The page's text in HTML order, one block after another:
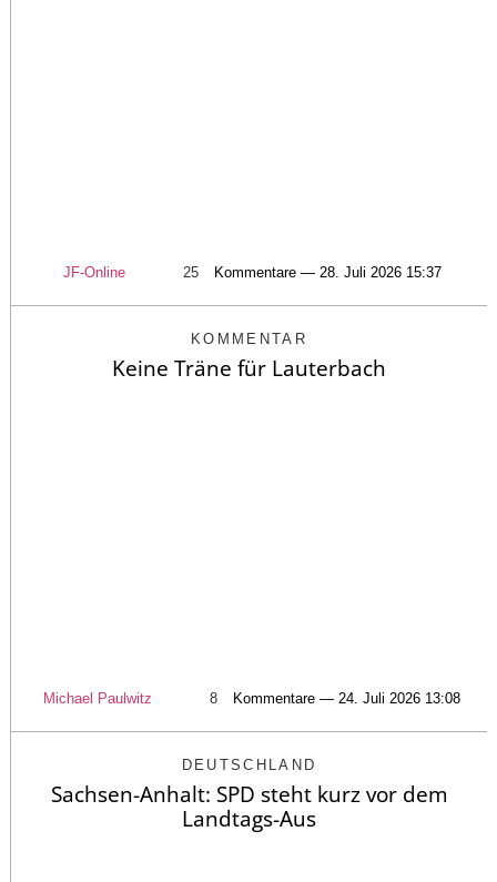
JF-Online 25 Kommentare — 28. Juli 2026 15:37
KOMMENTAR
Keine Träne für Lauterbach
Michael Paulwitz 8 Kommentare — 24. Juli 2026 13:08
DEUTSCHLAND
Sachsen-Anhalt: SPD steht kurz vor dem
Landtags-Aus